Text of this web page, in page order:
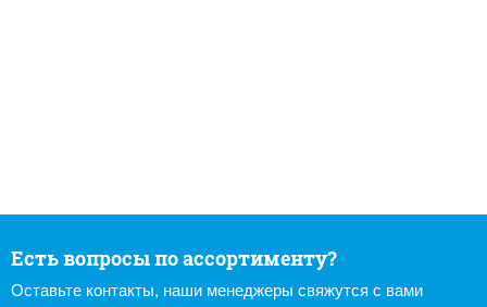
Есть вопросы по ассортименту?
Оставьте контакты, наши менеджеры свяжутся с вами